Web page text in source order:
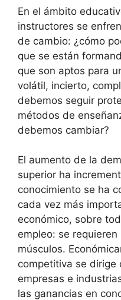
En el ámbito
instructores se
de cambio: ¿cómo
que se están
que son aptos para
volátil, incierto,
debemos seguir
métodos de
debemos cambiar?
El aumento de la
superior ha
conocimiento se ha
cada vez más
económico, sobre
empleo: se
músculos.
competitiva se dirige
empresas e
las ganancias en